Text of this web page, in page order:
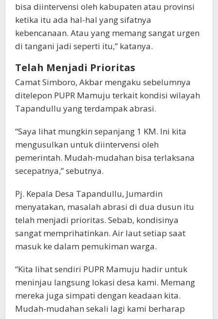
bisa diintervensi oleh kabupaten atau provinsi
ketika itu ada hal-hal yang sifatnya
kebencanaan. Atau yang memang sangat urgen
di tangani jadi seperti itu,” katanya.
Telah Menjadi Prioritas
Camat Simboro, Akbar mengaku sebelumnya
ditelepon PUPR Mamuju terkait kondisi wilayah
Tapandullu yang terdampak abrasi.
“Saya lihat mungkin sepanjang 1 KM. Ini kita
mengusulkan untuk diintervensi oleh
pemerintah. Mudah-mudahan bisa terlaksana
secepatnya,” sebutnya.
Pj. Kepala Desa Tapandullu, Jumardin
menyatakan, masalah abrasi di dua dusun itu
telah menjadi prioritas. Sebab, kondisinya
sangat memprihatinkan. Air laut setiap saat
masuk ke dalam pemukiman warga.
“Kita lihat sendiri PUPR Mamuju hadir untuk
meninjau langsung lokasi desa kami. Memang
mereka juga simpati dengan keadaan kita.
Mudah-mudahan sekali lagi kami berharap